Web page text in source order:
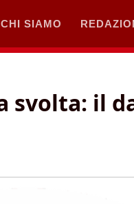
CHI SIAMO
svolta: il